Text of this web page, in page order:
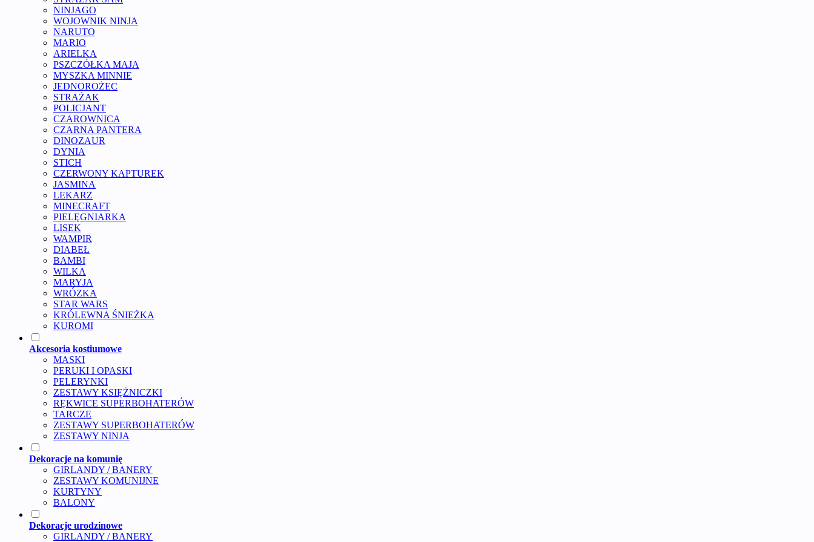
NINJAGO
WOJOWNIK NINJA
NARUTO
MARIO
ARIELKA
PSZCZÓŁKA MAJA
MYSZKA MINNIE
JEDNOROŻEC
STRAŻAK
POLICJANT
CZAROWNICA
CZARNA PANTERA
DINOZAUR
DYNIA
STICH
CZERWONY KAPTUREK
JASMINA
LEKARZ
MINECRAFT
PIELĘGNIARKA
LISEK
WAMPIR
DIABEŁ
BAMBI
WILKA
MARYJA
WRÓZKA
STAR WARS
KRÓLEWNA ŚNIEŻKA
KUROMI
Akcesoria kostiumowe
MASKI
PERUKI I OPASKI
PELERYNKI
ZESTAWY KSIĘŻNICZKI
RĘKWICE SUPERBOHATERÓW
TARCZE
ZESTAWY SUPERBOHATERÓW
ZESTAWY NINJA
Dekoracje na komunię
GIRLANDY / BANERY
ZESTAWY KOMUNIJNE
KURTYNY
BALONY
Dekoracje urodzinowe
GIRLANDY / BANERY